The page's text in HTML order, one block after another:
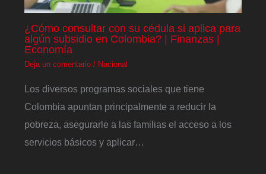
¿Cómo consultar con su cédula si aplica para
algún subsidio en Colombia? | Finanzas |
Economía
Deja un comentario / Nacional
Los diversos programas sociales que tiene
Colombia apuntan principalmente a reducir la
pobreza, asegurarle a las familias el acceso a los
servicios básicos y aplicar…